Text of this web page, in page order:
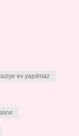
ev yapılmaz